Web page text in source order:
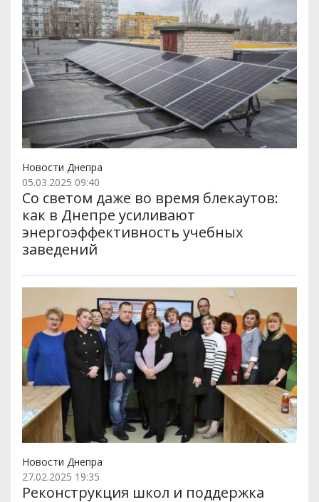
Новости Днепра
05.03.2025 09:40
Со светом даже во время блекаутов:
как в Днепре усиливают
энергоэффективность учебных
заведений
Новости Днепра
27.02.2025 19:35
Реконструкция школ и поддержка